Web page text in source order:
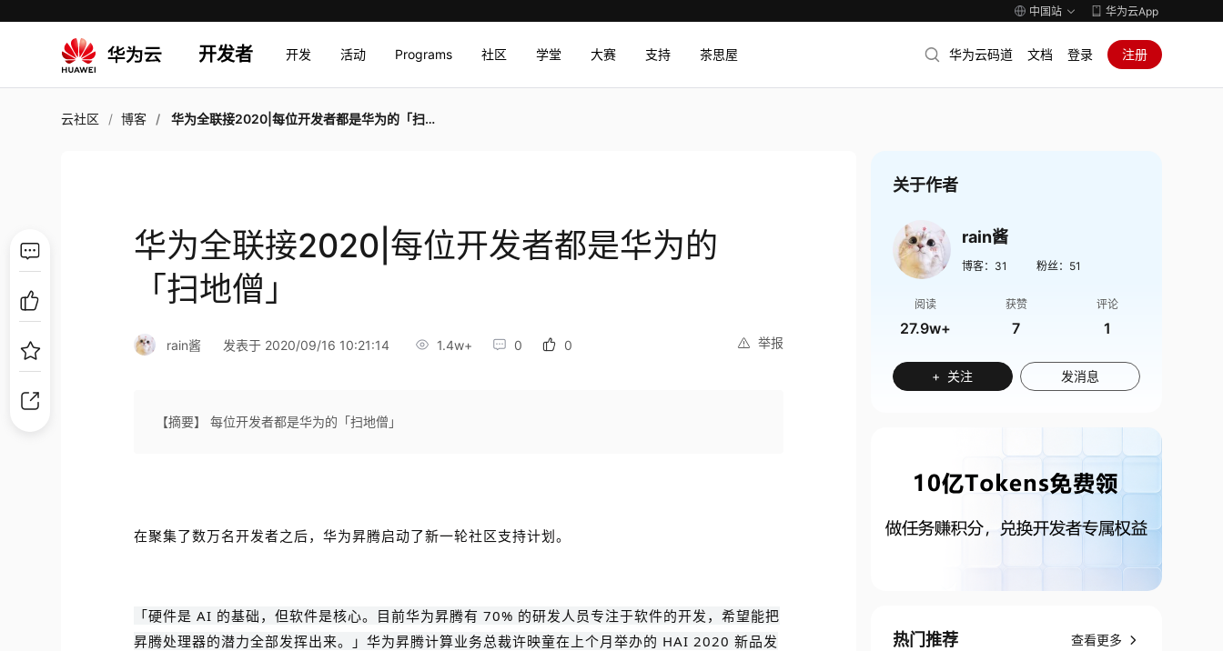
中国站 华为云App
开发者 开发 活动 Programs 社区 学堂 大赛 支持 茶思屋 华为云码道 文档 登录 注册
云社区 博客 华为全联接2020|每位开发者都是华为的「扫地僧」
华为全联接2020|每位开发者都是华为的
「扫地僧」
举报
rain酱 发表于 2020/09/16 10:21:14 1.4w+ 0 0
【摘要】 每位开发者都是华为的「扫地僧」
在聚集了数万名开发者之后，华为昇腾启动了新一轮社区支持计划。
「硬件是 AI 的基础，但软件是核心。目前华为昇腾有 70% 的研发人员专注于软件的开发，希望能把
昇腾处理器的潜力全部发挥出来。」华为昇腾计算业务总裁许映童在上个月举办的 HAI 2020 新品发
关于作者
rain酱
博客： 31 粉丝： 51
阅读
27.9w+
获赞
7
评论
1
+ 关注 发消息
热门推荐 查看更多